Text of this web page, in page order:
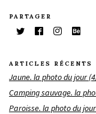
PARTAGER
ARTICLES RÉCENTS
Jaune. la photo du jour
Camping sauvage. la
Paroisse. la photo du